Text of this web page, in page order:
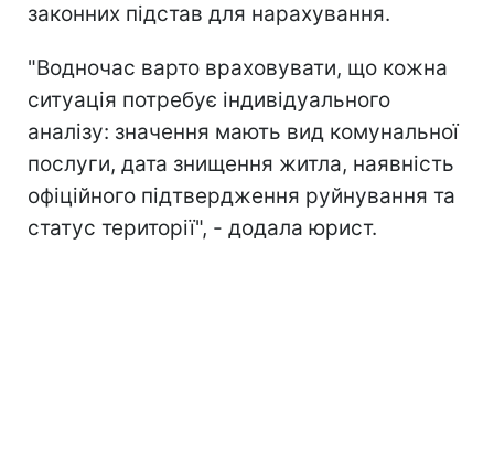
законних підстав для нарахування.
"Водночас варто враховувати, що кожна
ситуація потребує індивідуального
аналізу: значення мають вид комунальної
послуги, дата знищення житла, наявність
офіційного підтвердження руйнування та
статус території", - додала юрист.